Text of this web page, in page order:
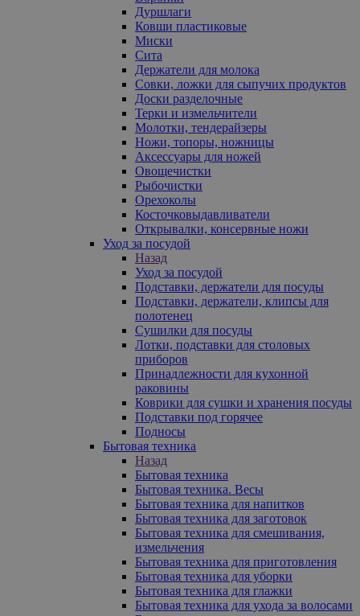
Дуршлаги
Ковши пластиковые
Миски
Сита
Держатели для молока
Совки, ложки для сыпучих продуктов
Доски разделочные
Терки и измельчители
Молотки, тендерайзеры
Ножи, топоры, ножницы
Аксессуары для ножей
Овощечистки
Рыбочистки
Орехоколы
Косточковыдавливатели
Открывалки, консервные ножи
Уход за посудой
Назад
Уход за посудой
Подставки, держатели для посуды
Подставки, держатели, клипсы для
полотенец
Сушилки для посуды
Лотки, подставки для столовых
приборов
Принадлежности для кухонной
раковины
Коврики для сушки и хранения посуды
Подставки под горячее
Подносы
Бытовая техника
Назад
Бытовая техника
Бытовая техника. Весы
Бытовая техника для напитков
Бытовая техника для заготовок
Бытовая техника для смешивания,
измельчения
Бытовая техника для приготовления
Бытовая техника для уборки
Бытовая техника для глажки
Бытовая техника для ухода за волосами